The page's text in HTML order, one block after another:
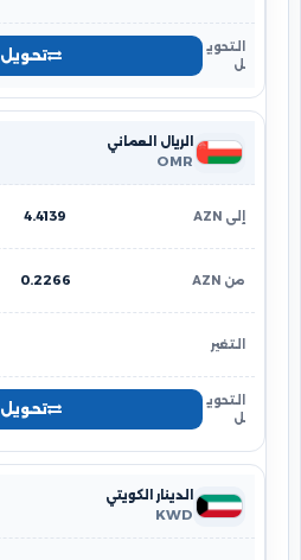
تحويل
الريال العماني
OMR
4.4139
0.2266
تحويل
الدينار الكويتي
KWD